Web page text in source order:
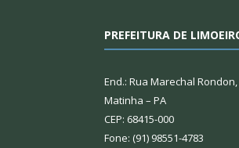
PREFEITURA DE
End.: Rua Marechal Rondon,
Matinha – PA
CEP: 68415-000
Fone: (91) 98551-4783